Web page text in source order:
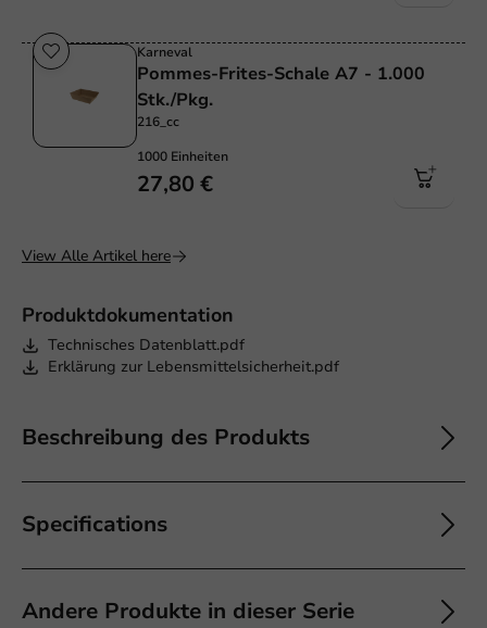
Produktdokumentation
Technisches Datenblatt.pdf
Erklärung zur Lebensmittelsicherheit.pdf
Beschreibung des Produkts
Specifications
Andere Produkte in dieser Serie
Karneval
Pommes-Frites-Schale A7 - 1.000
Stk./Pkg.
216_cc
1000 Einheiten
27,80 €
View Alle Artikel here